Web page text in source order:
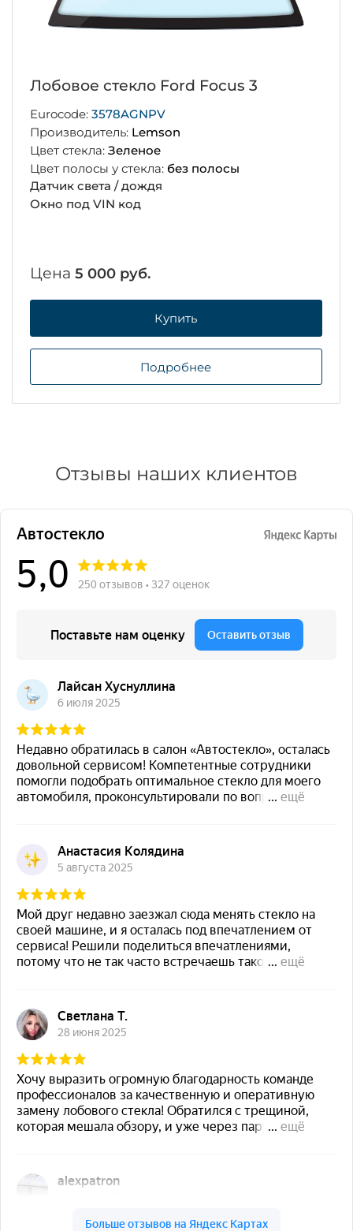
Лобовое стекло Ford Focus 3
Eurocode:3578AGNPV
Производитель: Lemson
Цвет стекла:Зеленое
Цвет полосы у стекла: без полосы
Датчик света / дождя
Окно под VIN код
Цена5 000 руб.
Купить
Подробнее
Отзывы наших клиентов